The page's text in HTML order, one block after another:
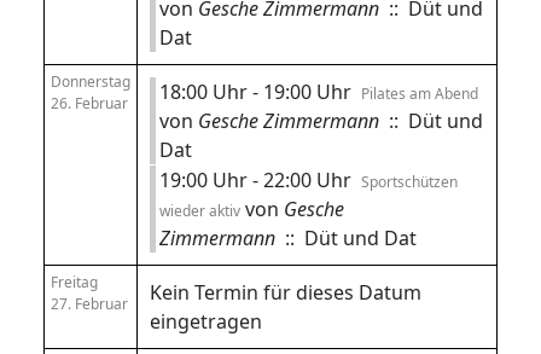
von Gesche Zimmermann :: Düt und
Dat
Donnerstag
26. Februar
18:00 Uhr - 19:00 Uhr Pilates am Abend
von Gesche Zimmermann :: Düt und
Dat
19:00 Uhr - 22:00 Uhr Sportschützen
wieder aktiv von Gesche
Zimmermann :: Düt und Dat
Freitag
27. Februar
Kein Termin für dieses Datum
eingetragen